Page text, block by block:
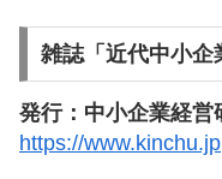
雑誌「近代中小
発行：中小企業経営
https://www.kinchu.jp